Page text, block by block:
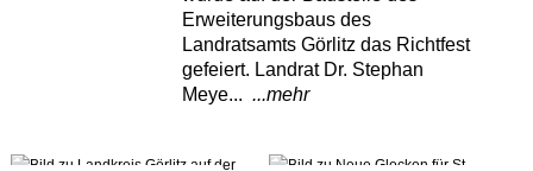
Erweiterungsbaus des
Landratsamts Görlitz das Richtfest
gefeiert. Landrat Dr. Stephan
Meye... ...mehr